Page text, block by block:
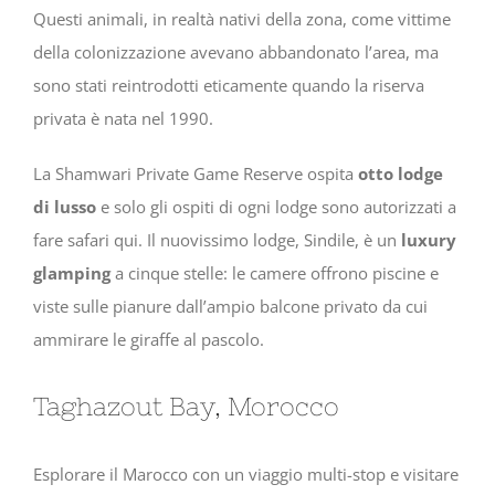
Questi animali, in realtà nativi della zona, come vittime
della colonizzazione avevano abbandonato l’area, ma
sono stati reintrodotti eticamente quando la riserva
privata è nata nel 1990.
La Shamwari Private Game Reserve ospita otto lodge
di lusso e solo gli ospiti di ogni lodge sono autorizzati a
fare safari qui. Il nuovissimo lodge, Sindile, è un luxury
glampinga cinque stelle: le camere offrono piscine e
viste sulle pianure dall’ampio balcone privato da cui
ammirare le giraffe al pascolo.
Taghazout Bay, Morocco
Esplorare il Marocco con un viaggio multi-stop e visitare